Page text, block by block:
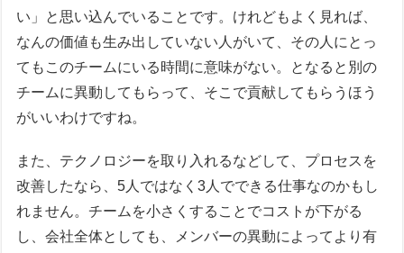
い」と思い込んでいることです。けれどもよく見れば、
なんの価値も生み出していない人がいて、その人にとっ
てもこのチームにいる時間に意味がない。となると別の
チームに異動してもらって、そこで貢献してもらうほう
がいいわけですね。
また、テクノロジーを取り入れるなどして、プロセスを
改善したなら、5人ではなく3人でできる仕事なのかもし
れません。チームを小さくすることでコストが下がる
し、会社全体としても、メンバーの異動によってより有